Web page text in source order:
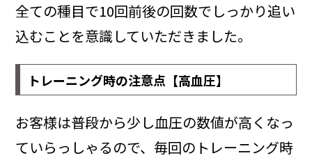
全ての種目で10回前後の回数でしっかり追い
込むことを意識していただきました。
トレーニング時の注意点【高血圧】
お客様は普段から少し血圧の数値が高くなっ
ていらっしゃるので、毎回のトレーニング時